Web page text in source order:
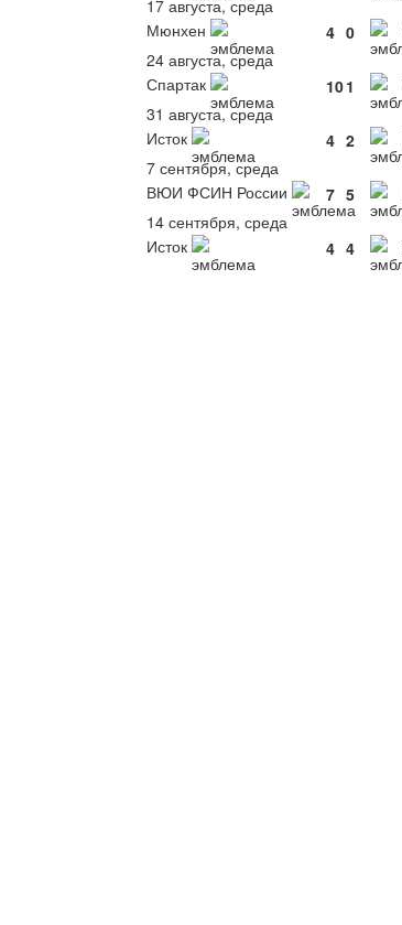
17 августа, среда
Мюнхен
4 0
24 августа, среда
Спартак
101
31 августа, среда
Исток
4 2
7 сентября, среда
ВЮИ ФСИН России
7 5
14 сентября, среда
Исток
4 4